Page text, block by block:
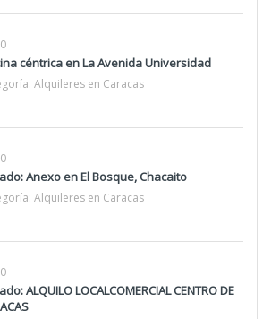
céntrica en La Avenida Universidad
Alquileres en Caracas
Anexo en El Bosque, Chacaito
Alquileres en Caracas
ALQUILO LOCALCOMERCIAL CENTRO DE